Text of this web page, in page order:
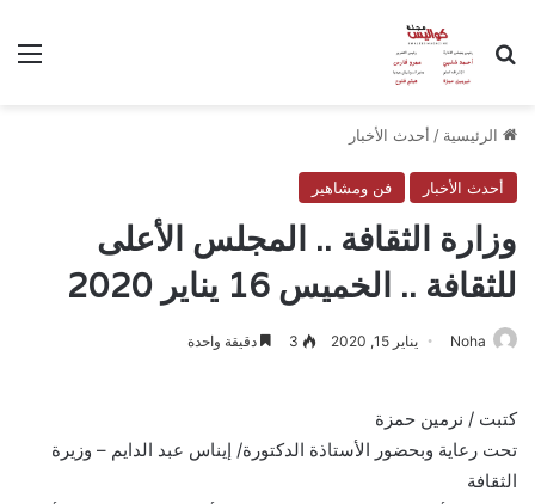
بحث عن
الرئيسية / أحدث الأخبار
أحدث الأخبار فن ومشاهير
وزارة الثقافة .. المجلس الأعلى
للثقافة .. الخميس 16 يناير 2020
Noha يناير 15, 2020 3 دقيقة واحدة
كتبت / نرمين حمزة
تحت رعاية وبحضور الأستاذة الدكتورة/ إيناس عبد الدايم – وزيرة
الثقافة